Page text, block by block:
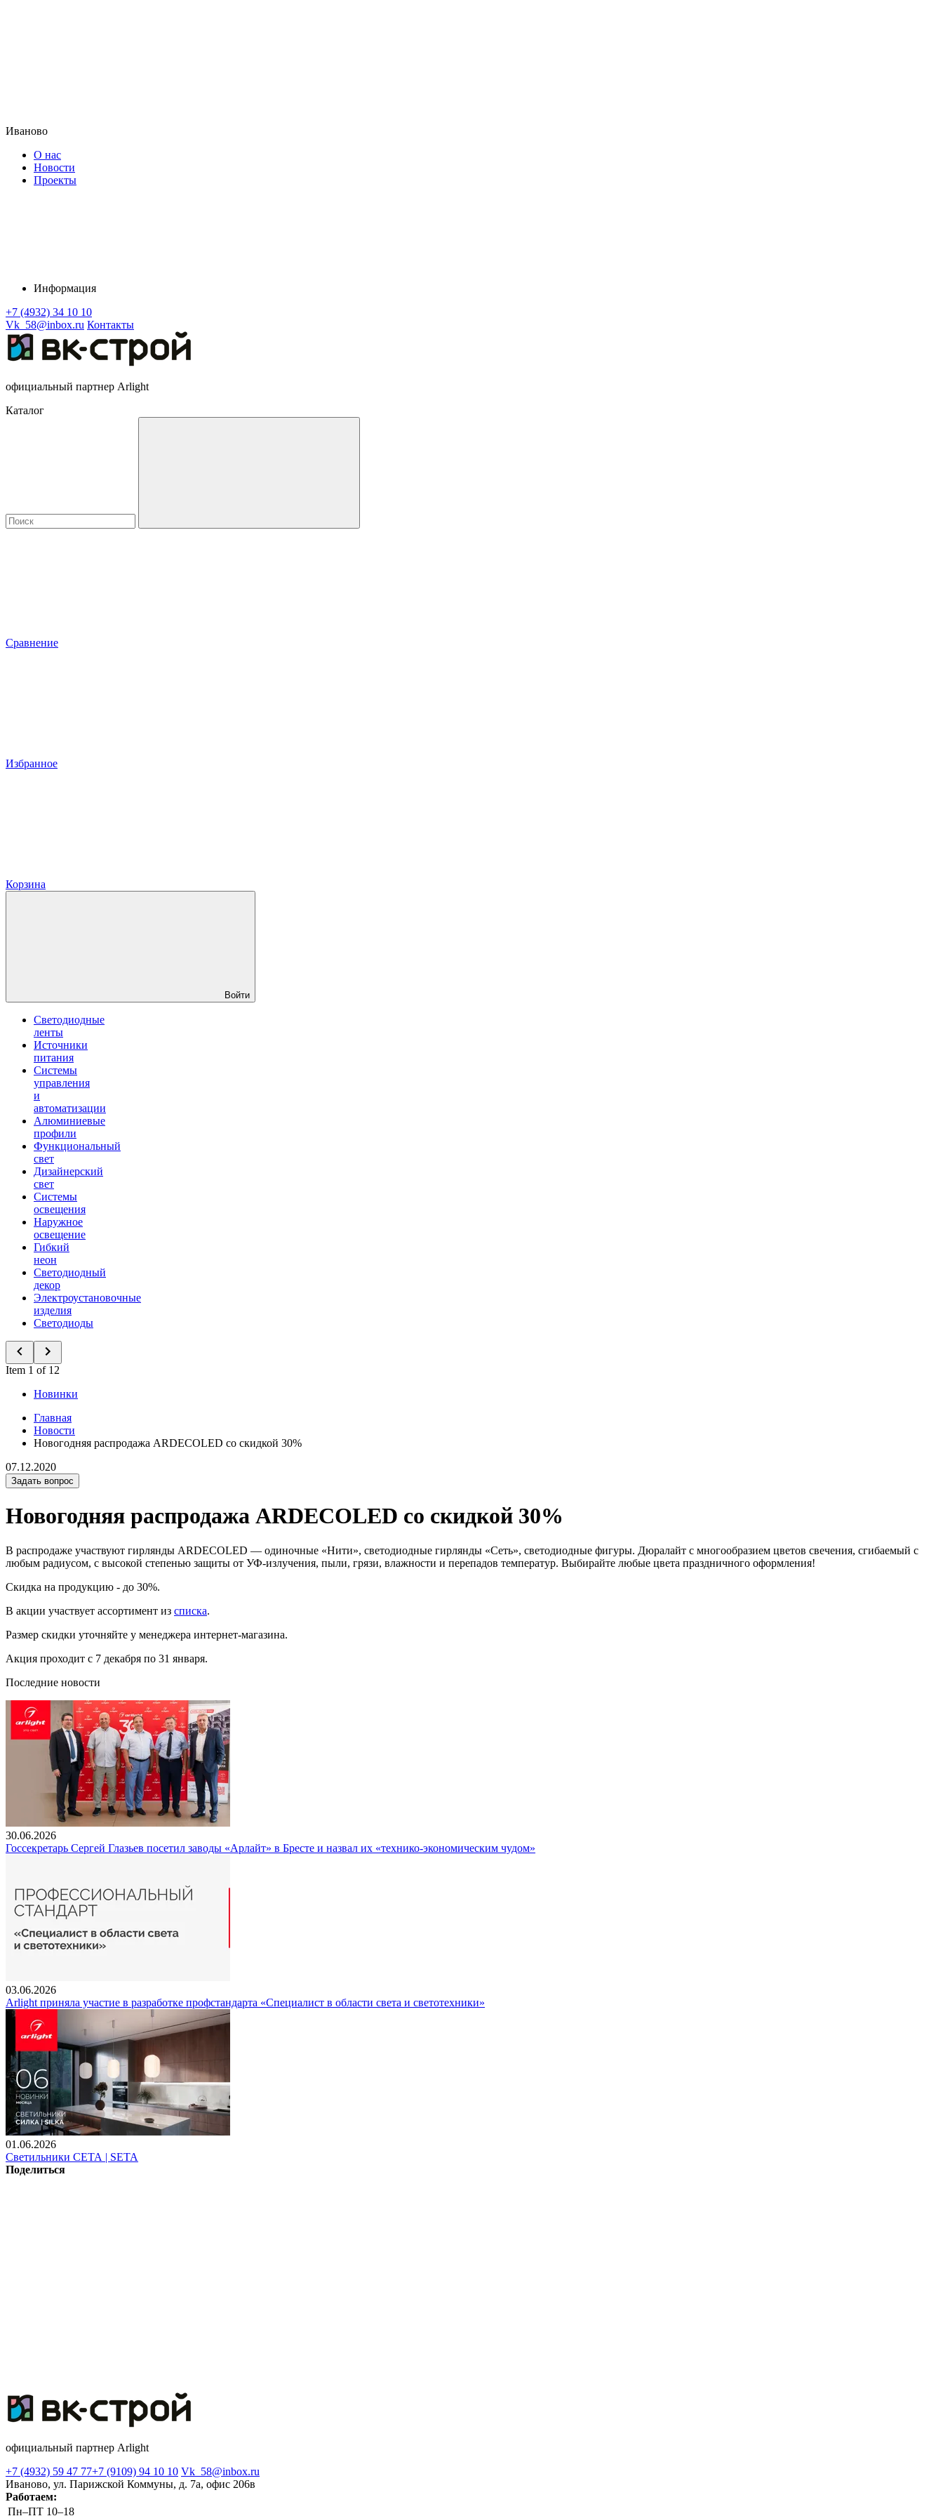
Иваново
О нас
Новости
Проекты
Информация
+7 (4932) 34 10 10
Vk_58@inbox.ru Контакты
официальный партнер Arlight
Каталог
Сравнение
Избранное
Корзина
Войти
Светодиодные
ленты
Источники
питания
Системы
управления
и
автоматизации
Алюминиевые
профили
Функциональный
свет
Дизайнерский
свет
Системы
освещения
Наружное
освещение
Гибкий
неон
Светодиодный
декор
Электроустановочные
изделия
Светодиоды
Item 1 of 12
Новинки
Главная
Новости
Новогодняя распродажа ARDECOLED со скидкой 30%
07.12.2020
Задать вопрос
Новогодняя распродажа ARDECOLED со скидкой 30%
В распродаже участвуют гирлянды ARDECOLED — одиночные «Нити», светодиодные гирлянды «Сеть», светодиодные фигуры. Дюралайт с многообразием цветов свечения, сгибаемый с
любым радиусом, с высокой степенью защиты от УФ-излучения, пыли, грязи, влажности и перепадов температур. Выбирайте любые цвета праздничного оформления!
Скидка на продукцию - до 30%.
В акции участвует ассортимент из списка.
Размер скидки уточняйте у менеджера интернет-магазина.
Акция проходит с 7 декабря по 31 января.
Последние новости
30.06.2026
Госсекретарь Сергей Глазьев посетил заводы «Арлайт» в Бресте и назвал их «технико-экономическим чудом»
03.06.2026
Arlight приняла участие в разработке профстандарта «Специалист в области света и светотехники»
01.06.2026
Светильники СЕТА | SETA
Поделиться
официальный партнер Arlight
+7 (4932) 59 47 77+7 (9109) 94 10 10 Vk_58@inbox.ru
Иваново, ул. Парижской Коммуны, д. 7а, офис 206в
Работаем:
Пн–ПТ 10–18